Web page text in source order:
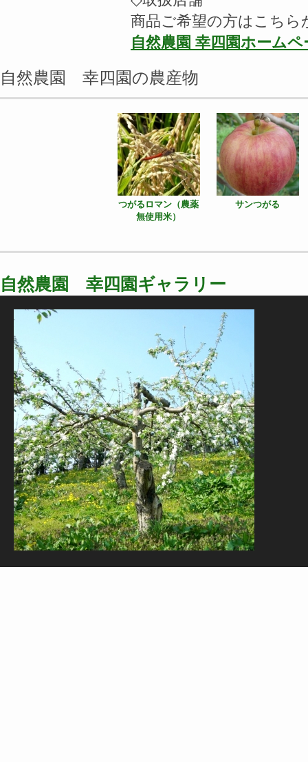
商品ご希望の方はこち
自然農園 幸四園ホームペ
自然農園 幸四園の農産物
つがるロマン（農薬
無使用米）
サンつがる
自然農園 幸四園ギャラリー